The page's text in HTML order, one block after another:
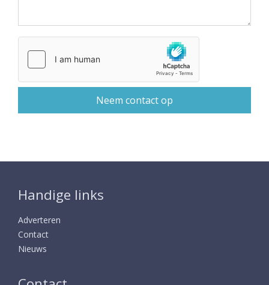
Handige links
Adverteren
Contact
Nieuws